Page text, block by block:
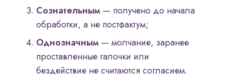
Сознательным— получено до начала
обработки, а не постфактум;
Однозначным— молчание, заранее
проставленные галочки или
бездействие не считаются согласием.